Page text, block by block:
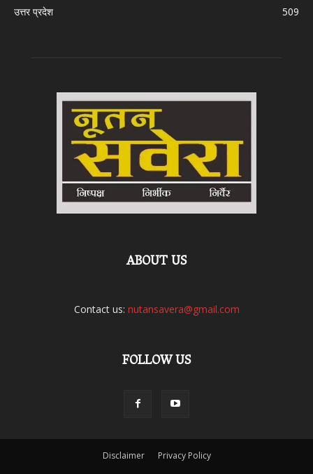
उत्तर प्रदेश
509
ABOUT US
Contact us: nutansavera@gmail.com
FOLLOW US
Disclaimer Privacy Policy